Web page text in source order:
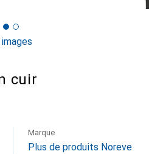
cuir
Marque
Plus de produits Noreve